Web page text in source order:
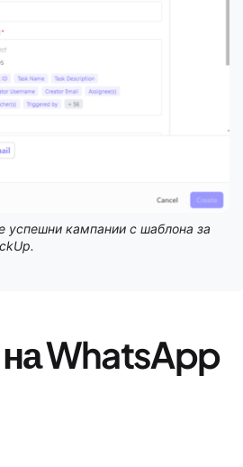
успешни кампании с шаблона за
на WhatsApp